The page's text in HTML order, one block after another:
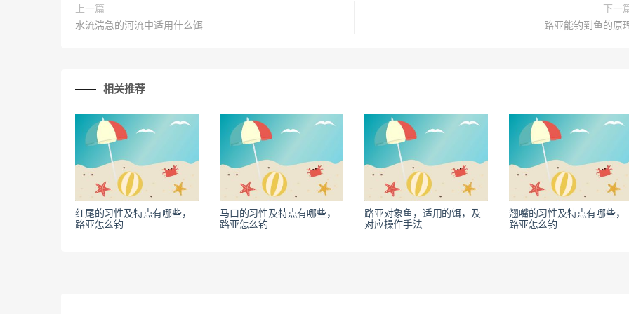
上一篇
水流湍急的河流中适用什么饵
下一
路亚能钓到鱼的原
相关推荐
红尾的习性及特点有哪些，
路亚怎么钓
马口的习性及特点有哪些，
路亚怎么钓
路亚对象鱼，适用的饵，及
对应操作手法
翘嘴的习性及特点有哪些，
路亚怎么钓